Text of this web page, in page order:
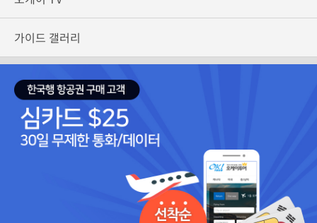
가이드 갤러리